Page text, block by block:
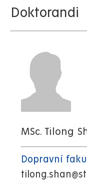
Doktorandi
MSc. Tilong
Dopravní